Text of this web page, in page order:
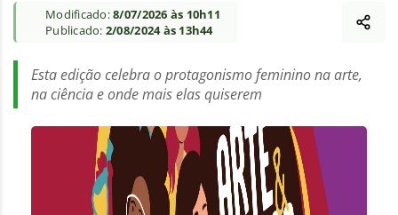
Modificado:8/07/2026 às 10h11
Publicado: 2/08/2024 às 13h44
Esta edição celebra o protagonismo feminino na arte,
na ciência e onde mais elas quiserem